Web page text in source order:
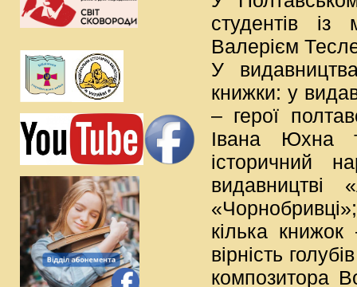
студентів із
Валерієм
У
книжки: у
– герої
Івана Юхна
історичний
кілька
вірність
композитора